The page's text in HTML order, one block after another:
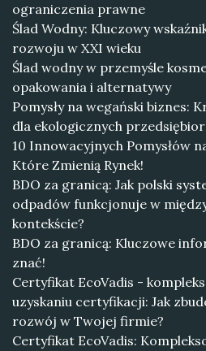
ograniczenia prawne
Ślad Wodny: Kluczowy
rozwoju w XXI wieku
Ślad wodny w przemyśle
opakowania i alternatywy
Pomysły na wegański biznes:
dla ekologicznych
10 Innowacyjnych Pomysłów
Które Zmienią Rynek!
BDO za granicą: Jak polski
odpadów funkcjonuje w
kontekście?
BDO za granicą: Kluczowe
znać!
Certyfikat EcoVadis -
uzyskaniu certyfikacji: Jak
rozwój w Twojej firmie?
Certyfikat EcoVadis: